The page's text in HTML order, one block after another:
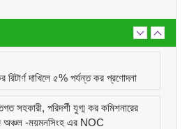
দাখিলে ৫% পর্যন্ত কর প্রণোদনা
সহকারী, পরিদর্শী যুগ্ম কর কমিশনারের
অঞ্চল -ময়মনসিংহ এর NOC